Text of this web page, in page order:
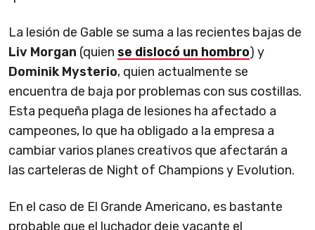
La lesión de Gable se suma a las recientes bajas de
Liv Morgan (quien se dislocó un hombro) y
Dominik Mysterio, quien actualmente se
encuentra de baja por problemas con sus costillas.
Esta pequeña plaga de lesiones ha afectado a
campeones, lo que ha obligado a la empresa a
cambiar varios planes creativos que afectarán a
las carteleras de Night of Champions y Evolution.
En el caso de El Grande Americano, es bastante
probable que el luchador deje vacante el